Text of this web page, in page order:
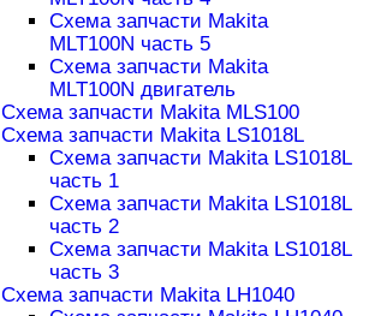
Схема запчасти Makita
MLT100N часть 5
Схема запчасти Makita
MLT100N двигатель
Схема запчасти Makita MLS100
Схема запчасти Makita LS1018L
Схема запчасти Makita LS1018L
часть 1
Схема запчасти Makita LS1018L
часть 2
Схема запчасти Makita LS1018L
часть 3
Схема запчасти Makita LH1040